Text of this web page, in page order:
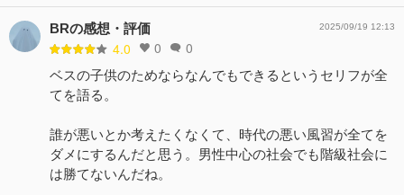
BRの感想・評価
4.0 0 0
2025/09/19 12:13
ベスの子供のためならなんでもできるというセリフが全
てを語る。
誰が悪いとか考えたくなくて、時代の悪い風習が全てを
ダメにするんだと思う。男性中心の社会でも階級社会に
は勝てないんだね。